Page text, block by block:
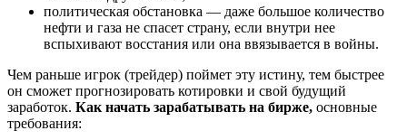
политическая обстановка — даже большое количество
нефти и газа не спасет страну, если внутри нее
вспыхивают восстания или она ввязывается в войны.
Чем раньше игрок (трейдер) поймет эту истину, тем быстрее
он сможет прогнозировать котировки и свой будущий
заработок. Как начать зарабатывать на бирже, основные
требования: